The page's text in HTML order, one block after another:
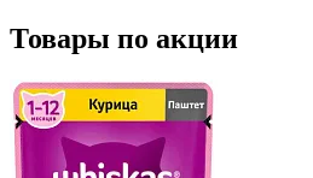
Товары по акции